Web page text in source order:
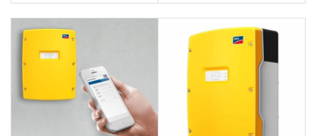
62.000.000đ
Chi Tiết